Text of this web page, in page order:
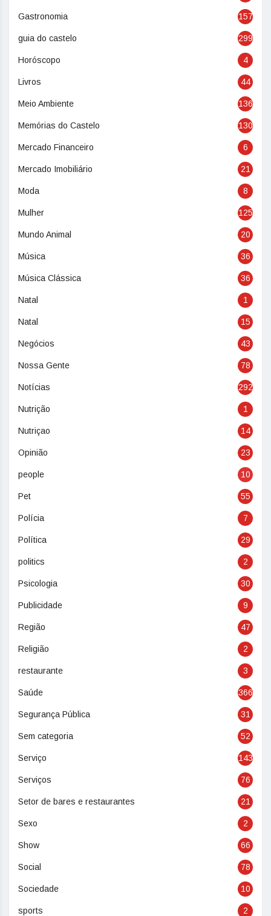
Gastronomia 157
guia do castelo 299
Horóscopo 4
Livros 44
Meio Ambiente 136
Memórias do Castelo 130
Mercado Financeiro 6
Mercado Imobiliário 21
Moda 8
Mulher 125
Mundo Animal 20
Música 36
Música Clássica 36
Natal 1
Natal 15
Negócios 43
Nossa Gente 78
Notícias 292
Nutrição 1
Nutriçao 14
Opinião 23
people 10
Pet 55
Polícia 7
Política 29
politics 2
Psicologia 30
Publicidade 9
Região 47
Religião 2
restaurante 3
Saúde 366
Segurança Pública 31
Sem categoria 52
Serviço 143
Serviços 76
Setor de bares e restaurantes 21
Sexo 2
Show 66
Social 78
Sociedade 10
sports 2